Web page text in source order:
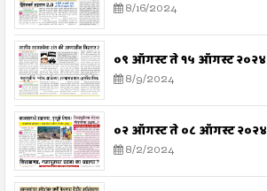
8/16/2024
०९ ऑगस्ट ते १५ ऑगस्ट २०२४
8/9/2024
०२ ऑगस्ट ते ०८ ऑगस्ट २०२४
8/2/2024